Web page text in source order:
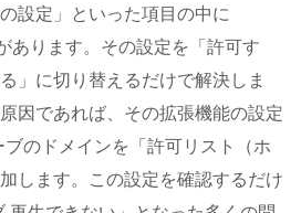
設定」といった項目の中に
あります。その設定を「許可す
」に切り替えるだけで解決しま
因であれば、その拡張機能の設定
のドメインを「許可リスト（ホ
します。この設定を確認するだけ